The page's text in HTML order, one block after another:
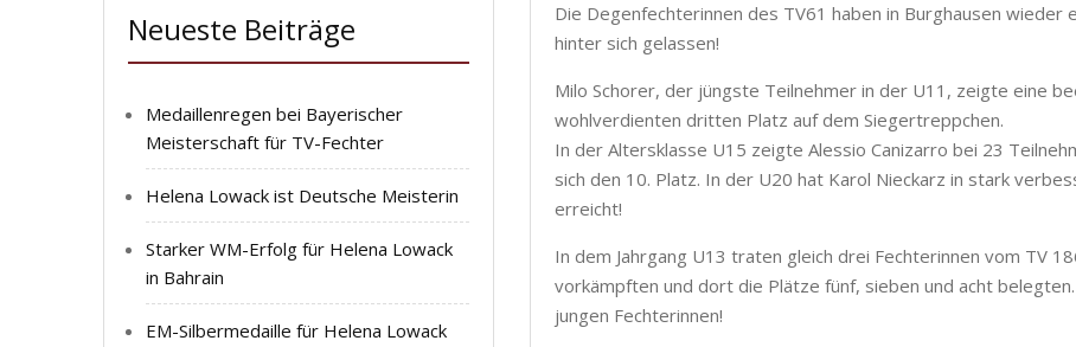
Die Degenfechterinnen des TV61 haben in Burghausen
hinter sich gelassen!
Milo Schorer, der jüngste Teilnehmer in der U11, zeigte eine
wohlverdienten dritten Platz auf dem Siegertreppchen.
In der Altersklasse U15 zeigte Alessio Canizarro bei 23
sich den 10. Platz. In der U20 hat Karol Nieckarz in stark
erreicht!
In dem Jahrgang U13 traten gleich drei Fechterinnen vom TV
vorkämpften und dort die Plätze fünf, sieben und acht
jungen Fechterinnen!
Neueste Beiträge
Medaillenregen bei Bayerischer
Meisterschaft für TV-Fechter
Helena Lowack ist Deutsche Meisterin
Starker WM-Erfolg für Helena Lowack
in Bahrain
EM-Silbermedaille für Helena Lowack